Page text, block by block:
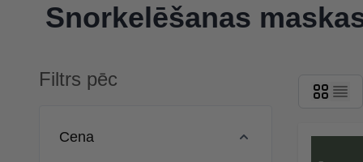
Snorkelēšanas
Filtrs pēc
Cena